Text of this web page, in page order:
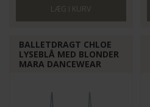
BALLETDRAGT CHLOE
LYSEBLÅ MED BLONDER
MARA DANCEWEAR